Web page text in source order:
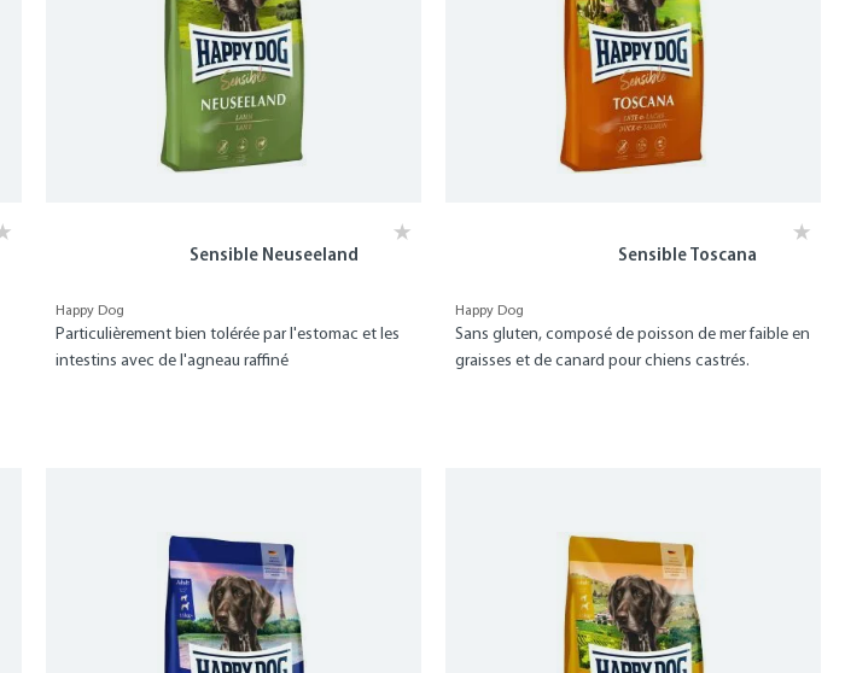
Happy Dog
Sensible Neuseeland
Particulièrement bien tolérée par l'estomac et les
intestins avec de l'agneau raffiné
Happy Dog
Sensible Toscana
Sans gluten, composé de poisson de mer faible en
graisses et de canard pour chiens castrés.